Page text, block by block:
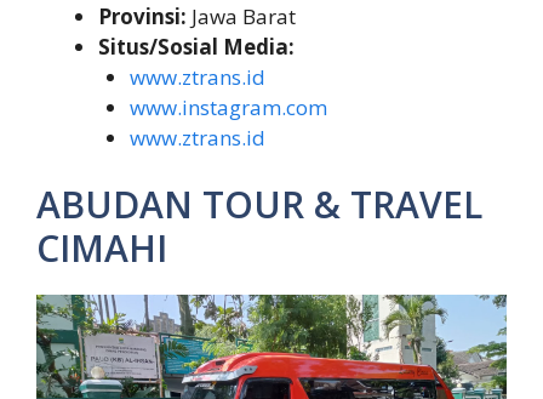
Provinsi: Jawa Barat
Situs/Sosial Media:
www.ztrans.id
www.instagram.com
www.ztrans.id
ABUDAN TOUR & TRAVEL
CIMAHI